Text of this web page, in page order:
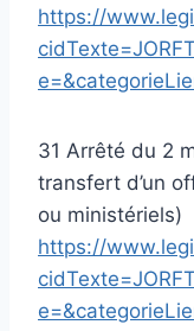
https://
31 Arrêté du 2
transfert d’un
ou ministériels)
https://